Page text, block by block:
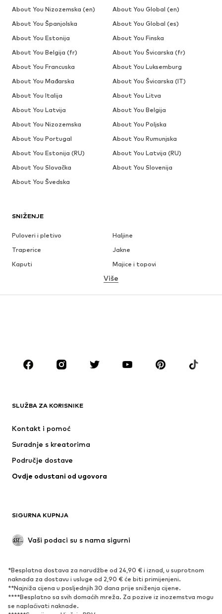
SNIŽENJE
Puloveri i pletivo
Haljine
Traperice
Jakne
Kaputi
Majice i topovi
Donje rublje
Suknje
Bluze i tunike
Dodaci
Premium
Novo
Donje rublje
Kaputi
Posebne prigode
Ekskluzivno
OBUĆA
Novo
Popularno
Tenisice
Više
SLUŽBA ZA KORISNIKE
Kontakt i pomoć
Suradnje s kreatorima
Područje dostave
Ovdje odustani od ugovora
SIGURNA KUPNJA
Vaši podaci su s nama sigurni
*Besplatna dostava za narudžbe od 24,90 € i iznad, u suprotnom
naknada za dostavu i usluge od 2,90 € će biti primijenjeni.
**Najniža cijena u posljednjih 30 dana prije sniženja cijene.
****Besplatno sa svih domaćih mreža. Za pozive iz inozemstva mogu
se naplaćivati ​​naknade.
About You Nizozemska (en)
About You Global (en)
About You Španjolska
About You Global (es)
About You Estonija
About You Finska
About You Belgija (fr)
About You Švicarska (fr)
About You Francuska
About You Luksemburg
About You Mađarska
About You Švicarska (IT)
About You Italija
About You Litva
About You Latvija
About You Belgija
About You Nizozemska
About You Poljska
About You Portugal
About You Rumunjska
About You Estonija (RU)
About You Latvija (RU)
About You Slovačka
About You Slovenija
About You Švedska